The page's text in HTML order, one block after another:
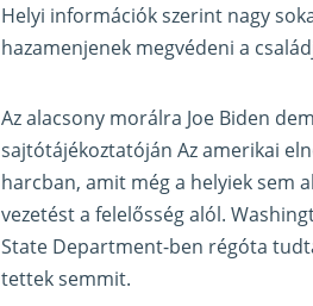
Helyi információk szerint nagy
hazamenjenek megvédeni a
Az alacsony morálra Joe Biden
sajtótájékoztatóján Az amerikai
harcban, amit még a helyiek sem
vezetést a felelősség alól.
State Department-ben régóta
tettek semmit.